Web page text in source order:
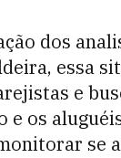
dos
essa
e
e os
se